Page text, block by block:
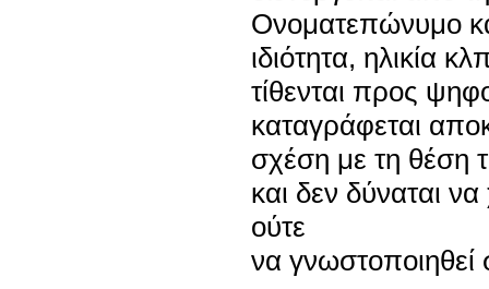
Ονοματεπώνυμο
ιδιότητα, ηλικία
τίθενται προς
καταγράφεται
σχέση με τη θέση
και δεν δύναται
ούτε
να γνωστοποιηθεί